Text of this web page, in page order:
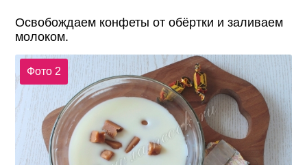
Освобождаем конфеты от обёртки и заливаем
молоком.
Фото 2